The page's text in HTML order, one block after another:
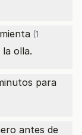
(1
olla.
para
antes de